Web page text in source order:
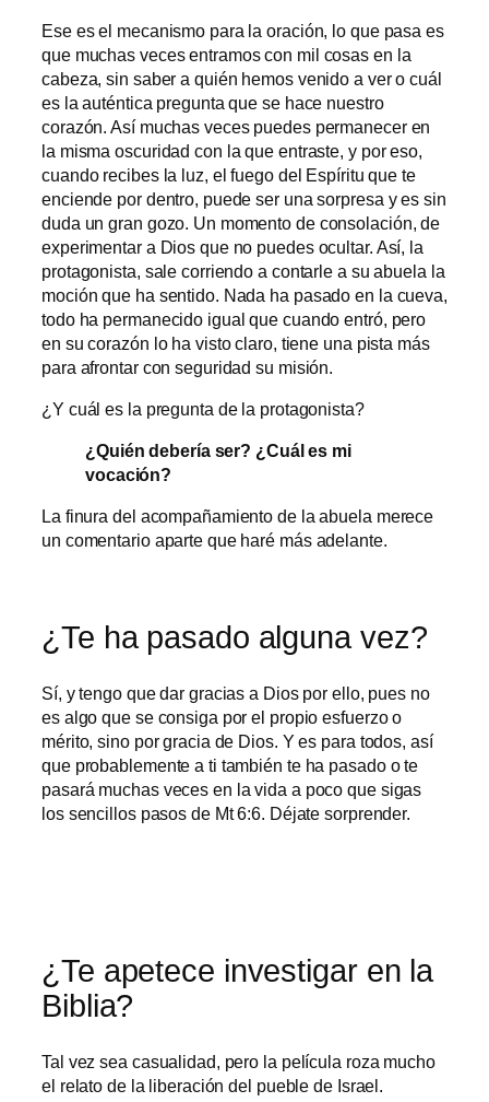
Ese es el mecanismo para la oración, lo que pasa es
que muchas veces entramos con mil cosas en la
cabeza, sin saber a quién hemos venido a ver o cuál
es la auténtica pregunta que se hace nuestro
corazón. Así muchas veces puedes permanecer en
la misma oscuridad con la que entraste, y por eso,
cuando recibes la luz, el fuego del Espíritu que te
enciende por dentro, puede ser una sorpresa y es sin
duda un gran gozo. Un momento de consolación, de
experimentar a Dios que no puedes ocultar. Así, la
protagonista, sale corriendo a contarle a su abuela la
moción que ha sentido. Nada ha pasado en la cueva,
todo ha permanecido igual que cuando entró, pero
en su corazón lo ha visto claro, tiene una pista más
para afrontar con seguridad su misión.
¿Y cuál es la pregunta de la protagonista?
¿Quién debería ser? ¿Cuál es mi
vocación?
La finura del acompañamiento de la abuela merece
un comentario aparte que haré más adelante.
¿Te ha pasado alguna vez?
Sí, y tengo que dar gracias a Dios por ello, pues no
es algo que se consiga por el propio esfuerzo o
mérito, sino por gracia de Dios. Y es para todos, así
que probablemente a ti también te ha pasado o te
pasará muchas veces en la vida a poco que sigas
los sencillos pasos de Mt 6:6. Déjate sorprender.
¿Te apetece investigar en la
Biblia?
Tal vez sea casualidad, pero la película roza mucho
el relato de la liberación del pueble de Israel.